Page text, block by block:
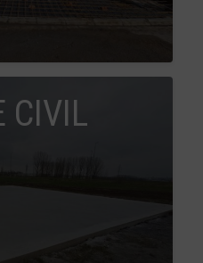
CIVIL